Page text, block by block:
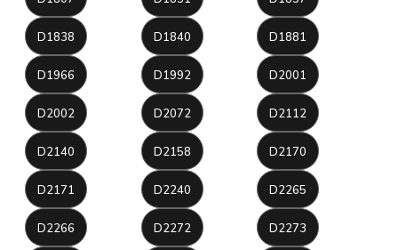
D1838 D1840 D1881
D1966 D1992 D2001
D2002 D2072 D2112
D2140 D2158 D2170
D2171 D2240 D2265
D2266 D2272 D2273